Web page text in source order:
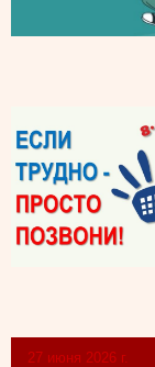
27 июня 2026 г.